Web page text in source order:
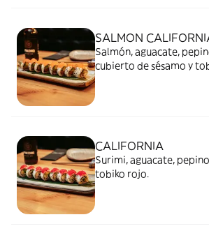
SALMON
Salmón, aguacate,
cubierto de sésamo y
CALIFORNIA
Surimi, aguacate,
tobiko rojo.